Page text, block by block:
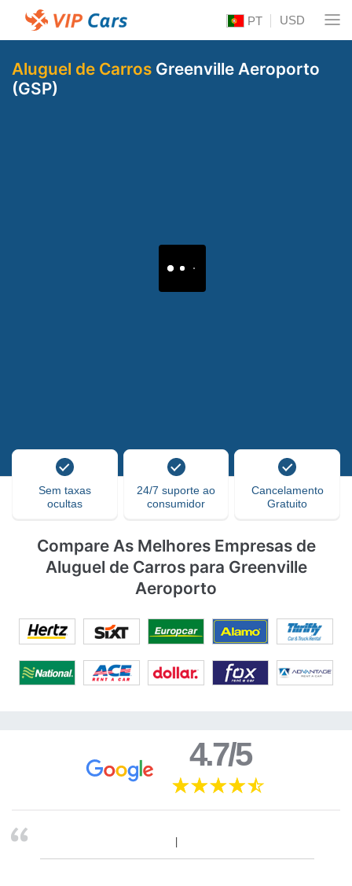
PT USD
Aluguel de Carros Greenville Aeroporto
(GSP)
Sem taxas
ocultas
24/7 suporte ao
consumidor
Cancelamento
Gratuito
Compare As Melhores Empresas de
Aluguel de Carros para Greenville
Aeroporto
4.7/5